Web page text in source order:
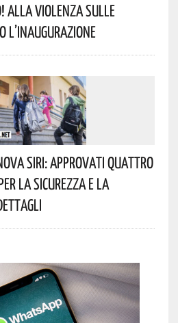
Alla Violenza Sulle
L’inaugurazione
Siri: Approvati Quattro
La Sicurezza E La